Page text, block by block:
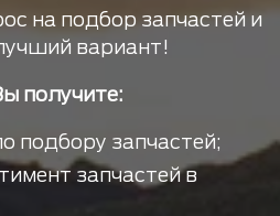
на подбор запчастей и
вариант!
получите:
подбору запчастей;
запчастей в